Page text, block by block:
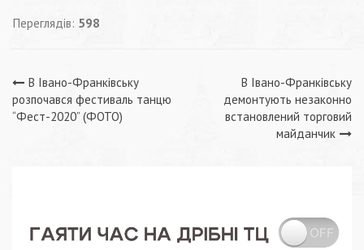
Переглядів: 598
Навігація
записів
В Івано-Франківську
розпочався фестиваль танцю
“Фест-2020” (ФОТО)
В Івано-Франківську
демонтують незаконно
встановлений торговий
майданчик